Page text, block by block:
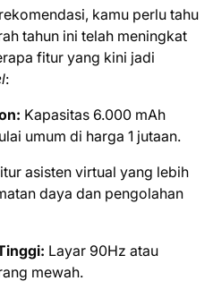
kamu perlu tahu
tahun ini telah meningkat
fitur yang kini jadi
:
Kapasitas 6.000 mAh
umum di harga 1 jutaan.
asisten virtual yang lebih
daya dan pengolahan
Layar 90Hz atau
mewah.